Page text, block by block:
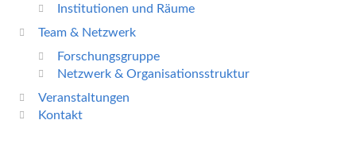
Institutionen und Räume
Team & Netzwerk
Forschungsgruppe
Netzwerk & Organisationsstruktur
Veranstaltungen
Kontakt